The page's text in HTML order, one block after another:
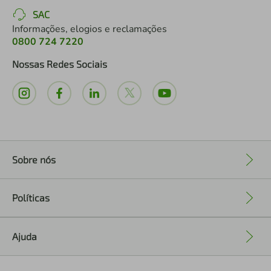
SAC
Informações, elogios e reclamações
0800 724 7220
Nossas Redes Sociais
Sobre nós
Políticas
Ajuda